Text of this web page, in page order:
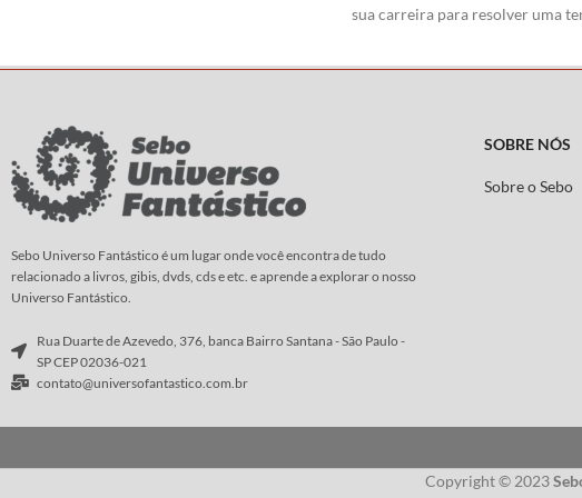
gangsteres perigosos.
Arte:Guarnido
sua carreira para resolver uma
Wong muito próximo da morte, o
Sebo Universo Fantástico é um lugar onde você encontra de tudo
relacionado a livros, gibis, dvds, cds e etc. e aprende a explorar o nosso
Universo Fantástico.
Rua Duarte de Azevedo, 376, banca Bairro Santana - São Paulo -
SP CEP 02036-021
contato@universofantastico.com.br
SOBRE NÓS
Sobre o Sebo
Copyright © 2023